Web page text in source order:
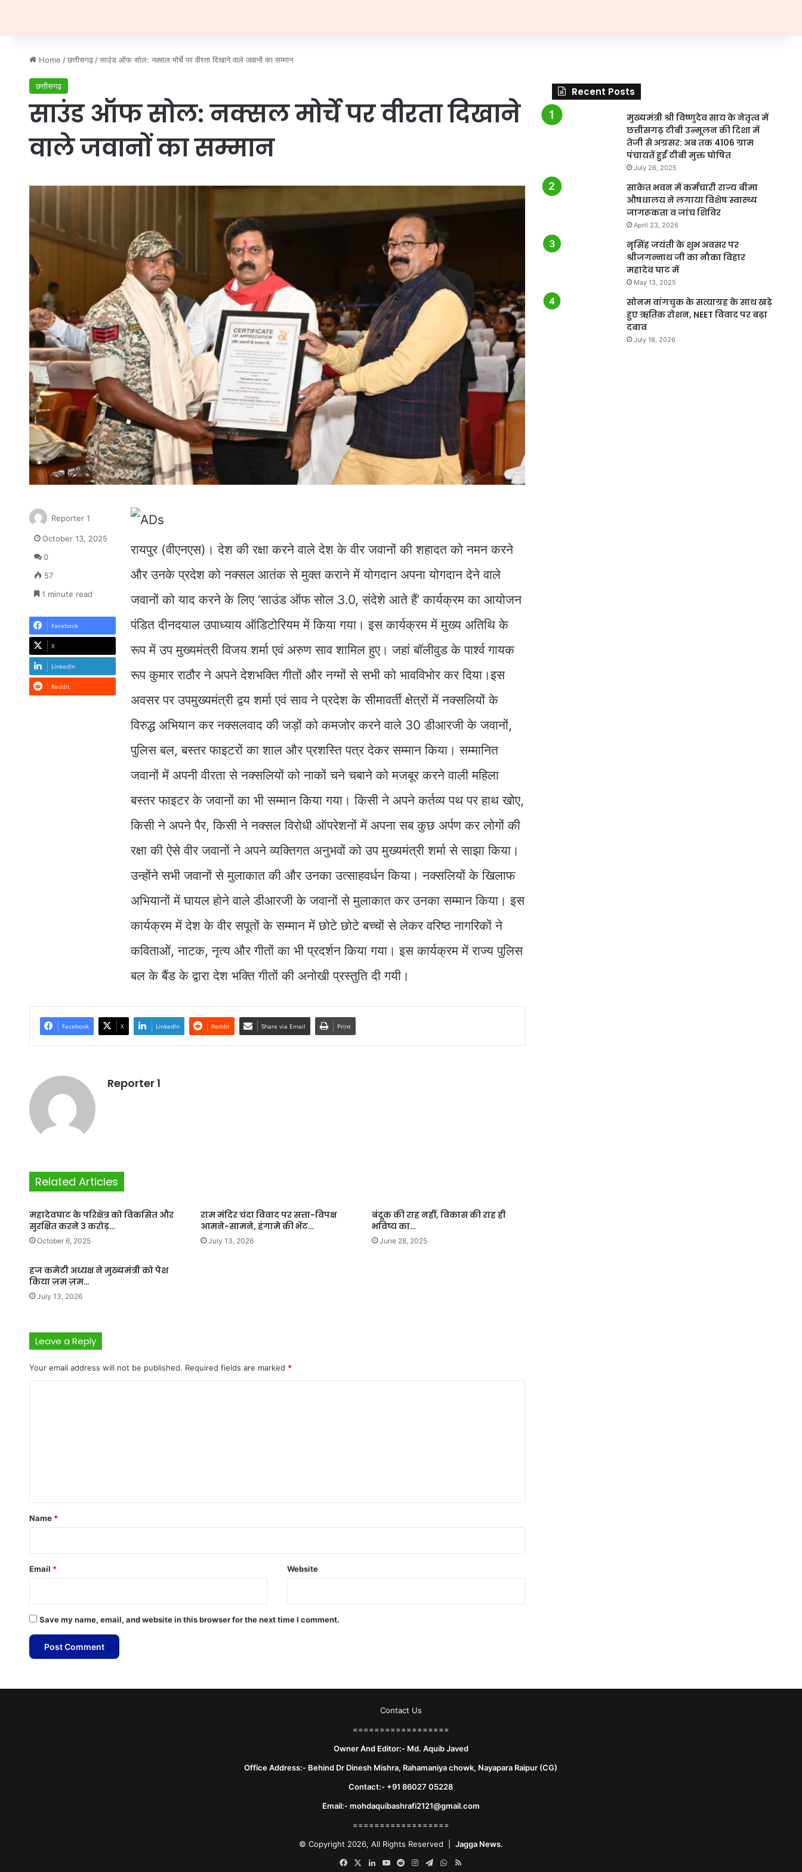
Home / छत्तीसगढ़ / साउंड ऑफ सोल: नक्सल मोर्चे पर वीरता दिखाने वाले जवानों का सम्मान
छत्तीसगढ़
साउंड ऑफ सोल: नक्सल मोर्चे पर वीरता दिखाने
वाले जवानों का सम्मान
रायपुर (वीएनएस)। देश की रक्षा करने वाले देश के वीर जवानों की शहादत को नमन करने
और उनके प्रदेश को नक्सल आतंक से मुक्त कराने में योगदान अपना योगदान देने वाले
जवानों को याद करने के लिए ‘साउंड ऑफ सोल 3.0, संदेशे आते हैं’ कार्यक्रम का आयोजन
पंडित दीनदयाल उपाध्याय ऑडिटोरियम में किया गया। इस कार्यक्रम में मुख्य अतिथि के
रूप में उप मुख्यमंत्री विजय शर्मा एवं अरुण साव शामिल हुए। जहां बॉलीवुड के पार्श्व गायक
रूप कुमार राठौर ने अपने देशभक्ति गीतों और नग्मों से सभी को भावविभोर कर दिया।इस
अवसर पर उपमुख्यमंत्री द्वय शर्मा एवं साव ने प्रदेश के सीमावर्ती क्षेत्रों में नक्सलियों के
विरुद्ध अभियान कर नक्सलवाद की जड़ों को कमजोर करने वाले 30 डीआरजी के जवानों,
पुलिस बल, बस्तर फाइटरों का शाल और प्रशस्ति पत्र देकर सम्मान किया। सम्मानित
जवानों में अपनी वीरता से नक्सलियों को नाकों चने चबाने को मजबूर करने वाली महिला
बस्तर फाइटर के जवानों का भी सम्मान किया गया। किसी ने अपने कर्तव्य पथ पर हाथ खोए,
किसी ने अपने पैर, किसी ने नक्सल विरोधी ऑपरेशनों में अपना सब कुछ अर्पण कर लोगों की
रक्षा की ऐसे वीर जवानों ने अपने व्यक्तिगत अनुभवों को उप मुख्यमंत्री शर्मा से साझा किया।
उन्होंने सभी जवानों से मुलाकात की और उनका उत्साहवर्धन किया। नक्सलियों के खिलाफ
अभियानों में घायल होने वाले डीआरजी के जवानों से मुलाकात कर उनका सम्मान किया। इस
कार्यक्रम में देश के वीर सपूतों के सम्मान में छोटे छोटे बच्चों से लेकर वरिष्ठ नागरिकों ने
कविताओं, नाटक, नृत्य और गीतों का भी प्रदर्शन किया गया। इस कार्यक्रम में राज्य पुलिस
बल के बैंड के द्वारा देश भक्ति गीतों की अनोखी प्रस्तुति दी गयी।
Reporter 1
October 13, 2025
0
57
1 minute read
Facebook
X
LinkedIn
Reddit
Facebook X LinkedIn Reddit Share via Email Print
Reporter 1
Related Articles
महादेवघाट के परिक्षेत्र को विकसित और
सुरक्षित करने 3 करोड़…
October 6, 2025
राम मंदिर चंदा विवाद पर सत्ता-विपक्ष
आमने-सामने, हंगामे की भेंट…
July 13, 2026
बंदूक की राह नहीं, विकास की राह ही
भविष्य का…
June 28, 2025
हज कमेटी अध्यक्ष ने मुख्यमंत्री को पेश
किया ज़म ज़म…
July 13, 2026
Leave a Reply
Your email address will not be published. Required fields are marked *
*
Name *
Email * Website
Save my name, email, and website in this browser for the next time I comment.
Recent Posts
मुख्यमंत्री श्री विष्णुदेव साय के नेतृत्व में
छत्तीसगढ़ टीबी उन्मूलन की दिशा में
तेजी से अग्रसर: अब तक 4106 ग्राम
पंचायतें हुईं टीबी मुक्त घोषित
July 26, 2025
साकेत भवन में कर्मचारी राज्य बीमा
औषधालय ने लगाया विशेष स्वास्थ्य
जागरूकता व जांच शिविर
April 23, 2026
नृसिंह जयंती के शुभ अवसर पर
श्रीजगन्नाथ जी का नौका विहार
महादेव घाट में
May 13, 2025
सोनम वांगचुक के सत्याग्रह के साथ खड़े
हुए ऋतिक रोशन, NEET विवाद पर बढ़ा
दबाव
July 18, 2026
Contact Us
==================
Owner And Editor:- Md. Aquib Javed
Office Address:- Behind Dr Dinesh Mishra, Rahamaniya chowk, Nayapara Raipur (CG)
Contact:- +91 86027 05228
Email:- mohdaquibashrafi2121@gmail.com
==================
© Copyright 2026, All Rights Reserved | Jagga News.
FacebookLinkedInYouTube
RedditInstagram
TelegramWhatsApp
RSS